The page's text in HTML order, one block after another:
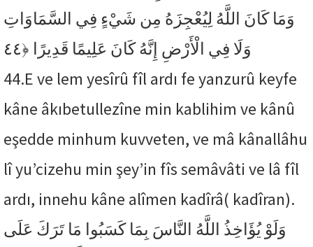
وَمَا كَانَ اللَّهُ لِيُعْجِزَهُ مِن شَيْءٍ فِي السَّمَاوَاتِ
وَلَا فِي الْأَرْضِ إِنَّهُ كَانَ عَلِيمًا قَدِيرًا ﴿٤٤
44.E ve lem yesîrû fîl ardı fe yanzurû keyfe
kâne âkıbetullezîne min kablihim ve kânû
eşedde minhum kuvveten, ve mâ kânallâhu
lî yu’cizehu min şey’in fîs semâvâti ve lâ fîl
ardı, innehu kâne alîmen kadîrâ( kadîran).
وَلَوْ يُؤَاخِذُ اللَّهُ النَّاسَ بِمَا كَسَبُوا مَا تَرَكَ عَلَى